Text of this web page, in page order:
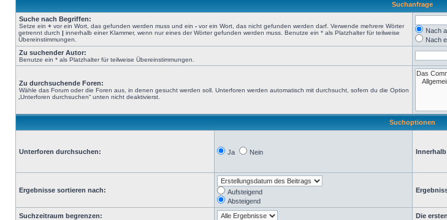
Suchanfrage
Suche nach Begriffen:
Setze ein + vor ein Wort, das gefunden werden muss und ein - vor ein Wort, das nicht gefunden werden darf. Verwende mehrere Wörter
getrennt durch | innerhalb einer Klammer, wenn nur eines der Wörter gefunden werden muss. Benutze ein * als Platzhalter für teilweise
Übereinstimmungen.
Nach
Nach
Zu suchender Autor:
Benutze ein * als Platzhalter für teilweise Übereinstimmungen.
Zu durchsuchende Foren:
Wähle das Forum oder die Foren aus, in denen gesucht werden soll. Unterforen werden automatisch mit durchsucht, sofern du die Option
„Unterforen durchsuchen“ unten nicht deaktivierst.
Suchoptionen
Unterforen durchsuchen: Ja Nein
Ergebnisse sortieren nach:
Aufsteigend
Absteigend
Suchzeitraum begrenzen: Die